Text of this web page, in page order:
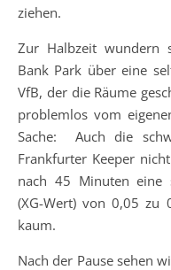
ziehen.
Zur Halbzeit wundern
Bank Park über eine
VfB, der die Räume
problemlos vom
Sache: Auch die
Frankfurter Keeper
nach 45 Minuten eine
(XG-Wert) von 0,05 zu
kaum.
Nach der Pause sehen